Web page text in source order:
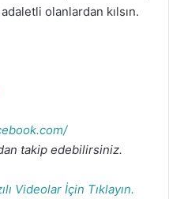
olanlardan kılsın.
takip edebilirsiniz.
Videolar İçin Tıklayın.